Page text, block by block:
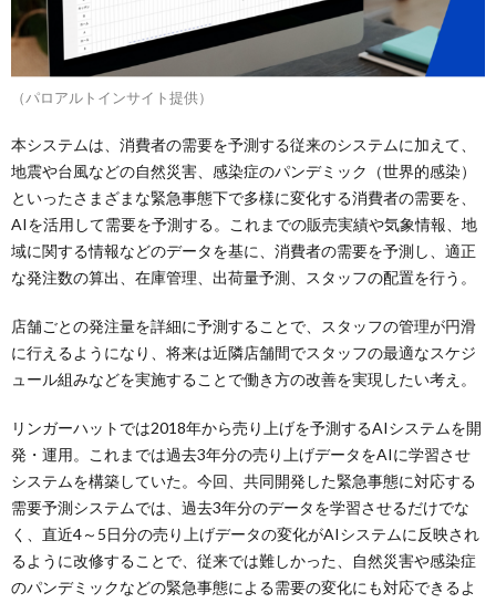
（パロアルトインサイト提供）
本システムは、消費者の需要を予測する従来のシステムに加えて、
地震や台風などの自然災害、感染症のパンデミック（世界的感染）
といったさまざまな緊急事態下で多様に変化する消費者の需要を、
AIを活用して需要を予測する。これまでの販売実績や気象情報、地
域に関する情報などのデータを基に、消費者の需要を予測し、適正
な発注数の算出、在庫管理、出荷量予測、スタッフの配置を行う。
店舗ごとの発注量を詳細に予測することで、スタッフの管理が円滑
に行えるようになり、将来は近隣店舗間でスタッフの最適なスケジ
ュール組みなどを実施することで働き方の改善を実現したい考え。
リンガーハットでは2018年から売り上げを予測するAIシステムを開
発・運用。これまでは過去3年分の売り上げデータをAIに学習させ
システムを構築していた。今回、共同開発した緊急事態に対応する
需要予測システムでは、過去3年分のデータを学習させるだけでな
く、直近4～5日分の売り上げデータの変化がAIシステムに反映され
るように改修することで、従来では難しかった、自然災害や感染症
のパンデミックなどの緊急事態による需要の変化にも対応できるよ